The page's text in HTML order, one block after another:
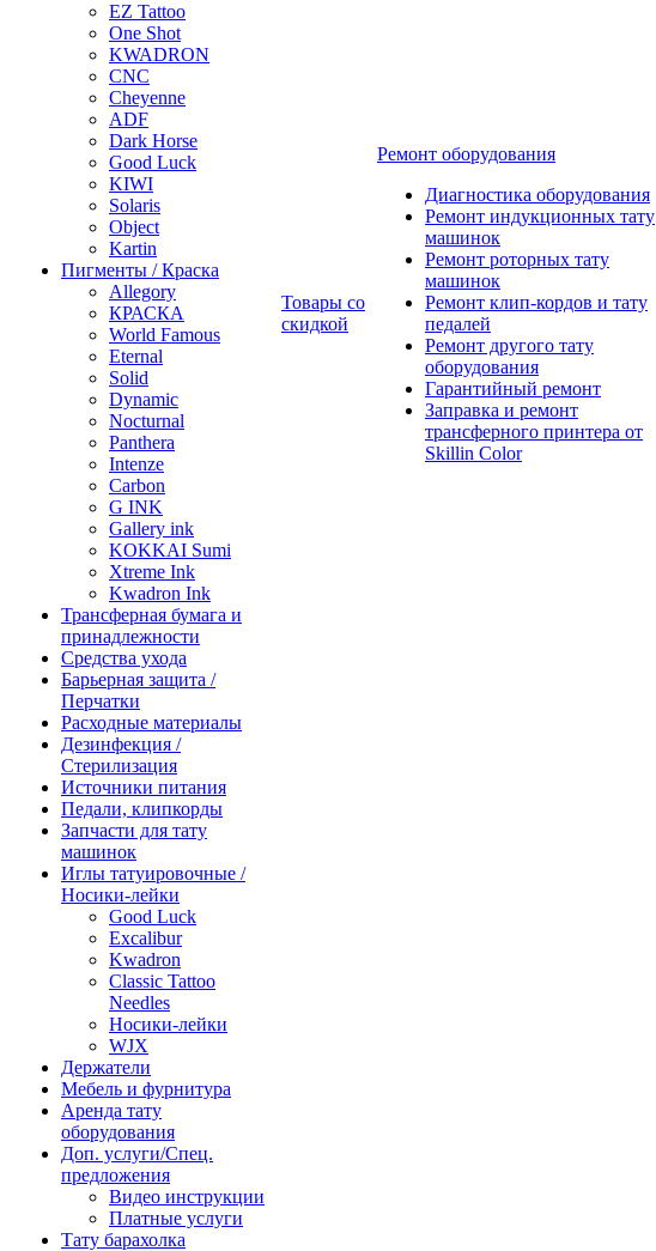
EZ Tattoo
One Shot
KWADRON
CNC
Cheyenne
ADF
Dark Horse
Good Luck
KIWI
Solaris
Object
Kartin
Пигменты / Краска
Allegory
КРАСКА
World Famous
Eternal
Solid
Dynamic
Nocturnal
Panthera
Intenze
Carbon
G INK
Gallery ink
KOKKAI Sumi
Xtreme Ink
Kwadron Ink
Трансферная бумага и
принадлежности
Средства ухода
Барьерная защита /
Перчатки
Расходные материалы
Дезинфекция /
Стерилизация
Источники питания
Педали, клипкорды
Запчасти для тату
машинок
Иглы татуировочные /
Носики-лейки
Good Luck
Excalibur
Kwadron
Classic Tattoo
Needles
Носики-лейки
WJX
Держатели
Мебель и фурнитура
Аренда тату
оборудования
Доп. услуги/Спец.
предложения
Видео инструкции
Платные услуги
Тату барахолка
Товары со
скидкой
Ремонт оборудования
Диагностика оборудования
Ремонт индукционных тату
машинок
Ремонт роторных тату
машинок
Ремонт клип-кордов и тату
педалей
Ремонт другого тату
оборудования
Гарантийный ремонт
Заправка и ремонт
трансферного принтера от
Skillin Color